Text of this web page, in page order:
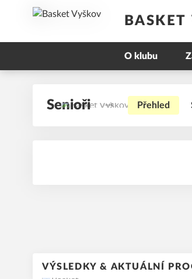
BASKET
O klubu
Senioři Přehled
VÝSLEDKY & AKTUÁLNÍ